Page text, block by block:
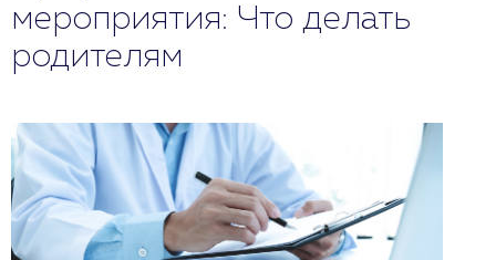
мероприятия: Что делать
родителям